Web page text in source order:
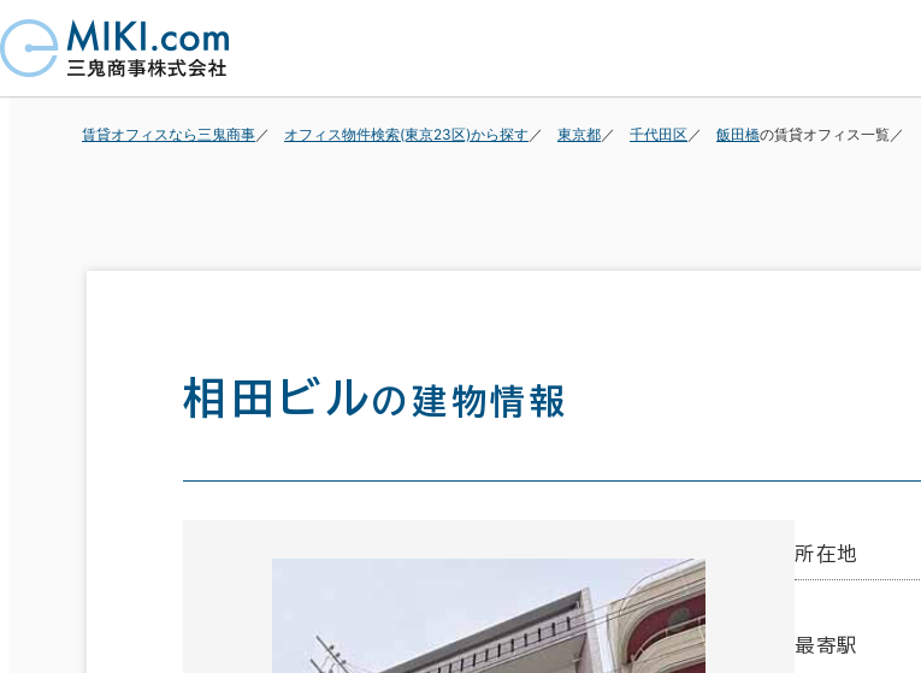
賃貸オフィスなら三鬼商事 オフィス物件検索(東京23区)から探す 東京都 千代田区 飯田橋の賃貸オフィス一覧
相田ビルの建物情報
所在地
最寄駅